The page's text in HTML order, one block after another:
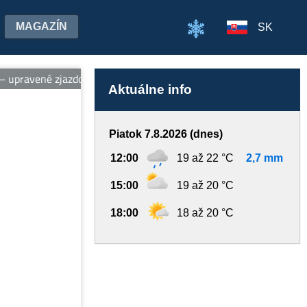
MAGAZÍN SK
zjazdovky, vleky, ubytovanie pri svahu, wellness a
Aktuálne info
Piatok 7.8.2026 (dnes)
12:00 19 až 22 °C 2,7 mm
15:00 19 až 20 °C
18:00 18 až 20 °C